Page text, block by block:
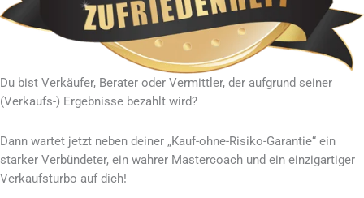
Du bist Verkäufer, Berater oder Vermittler, der aufgrund seiner
(Verkaufs-) Ergebnisse bezahlt wird?
Dann wartet jetzt neben deiner „Kauf-ohne-Risiko-Garantie“ ein
starker Verbündeter, ein wahrer Mastercoach und ein einzigartiger
Verkaufsturbo auf dich!